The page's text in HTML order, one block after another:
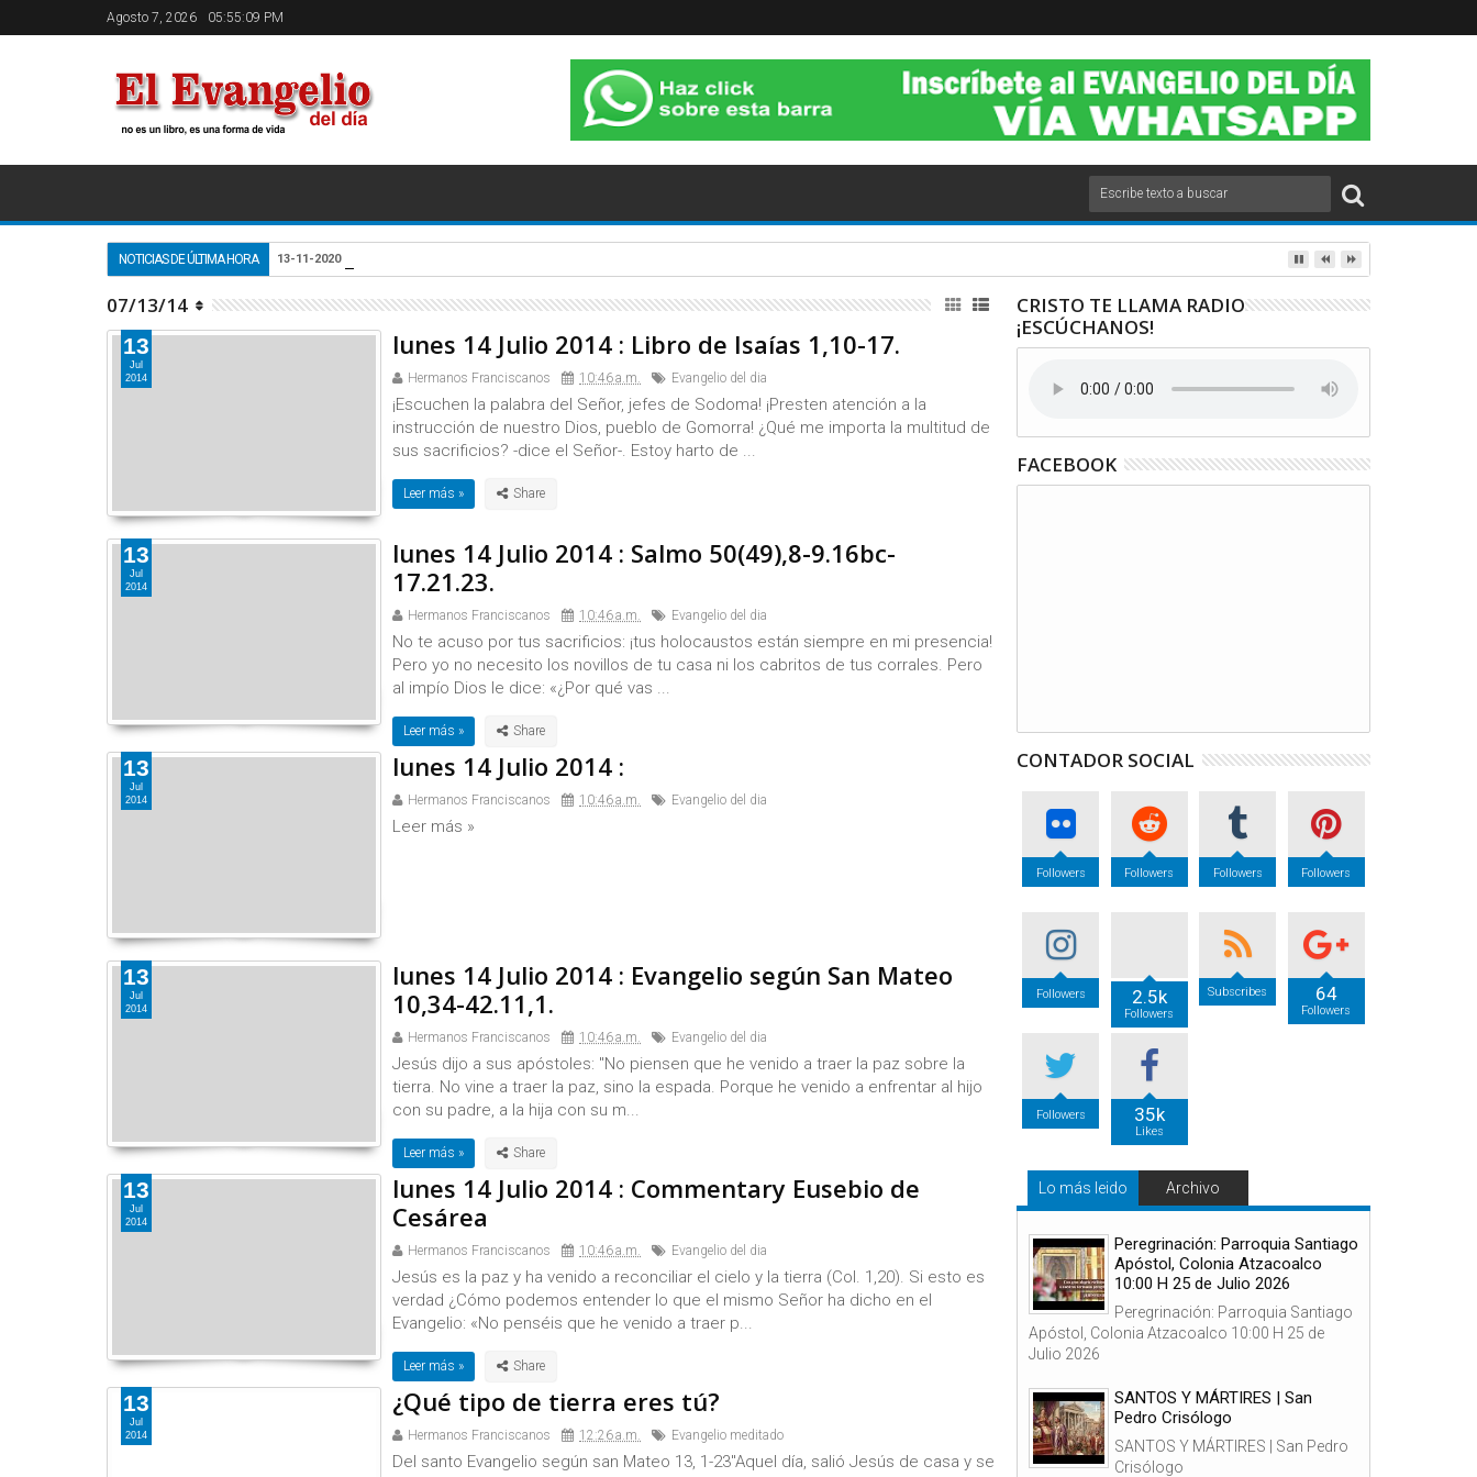
Agosto 7, 2026 05:55:09 PM
NOTICIAS DE ÚLTIMA HORA 13-11-2020
07/13/14
lunes 14 Julio 2014 : Libro de Isaías 1,10-17.
Hermanos Franciscanos 10:46 a.m. Evangelio del dia
¡Escuchen la palabra del Señor, jefes de Sodoma! ¡Presten atención a la
instrucción de nuestro Dios, pueblo de Gomorra! ¿Qué me importa la multitud de
sus sacrificios? -dice el Señor-. Estoy harto de ...
Leer más »
13
Jul
2014
lunes 14 Julio 2014 : Salmo 50(49),8-9.16bc-
17.21.23.
Hermanos Franciscanos 10:46 a.m. Evangelio del dia
No te acuso por tus sacrificios: ¡tus holocaustos están siempre en mi presencia!
Pero yo no necesito los novillos de tu casa ni los cabritos de tus corrales. Pero
al impío Dios le dice: «¿Por qué vas ...
Leer más »
13
Jul
2014
lunes 14 Julio 2014 :
Hermanos Franciscanos 10:46 a.m. Evangelio del dia
Leer más »
13
Jul
2014
lunes 14 Julio 2014 : Evangelio según San Mateo
10,34-42.11,1.
Hermanos Franciscanos 10:46 a.m. Evangelio del dia
Jesús dijo a sus apóstoles: "No piensen que he venido a traer la paz sobre la
tierra. No vine a traer la paz, sino la espada. Porque he venido a enfrentar al hijo
con su padre, a la hija con su m...
Leer más »
13
Jul
2014
lunes 14 Julio 2014 : Commentary Eusebio de
Cesárea
Hermanos Franciscanos 10:46 a.m. Evangelio del dia
Jesús es la paz y ha venido a reconciliar el cielo y la tierra (Col. 1,20). Si esto es
verdad ¿Cómo podemos entender lo que el mismo Señor ha dicho en el
Evangelio: «No penséis que he venido a traer p...
Leer más »
13
Jul
2014
¿Qué tipo de tierra eres tú?
Hermanos Franciscanos 12:26 a.m. Evangelio meditado
Del santo Evangelio según san Mateo 13, 1-23"Aquel día, salió Jesús de casa y se
13
Jul
2014
CRISTO TE LLAMA RADIO
¡ESCÚCHANOS!
FACEBOOK
CONTADOR SOCIAL
Followers Followers Followers Followers
Followers 2.5k
Followers
Subscribes 64
Followers
Followers 35k
Likes
Lo más leido Archivo
Peregrinación: Parroquia Santiago
Apóstol, Colonia Atzacoalco
10:00 H 25 de Julio 2026
Peregrinación: Parroquia Santiago
Apóstol, Colonia Atzacoalco 10:00 H 25 de
Julio 2026
SANTOS Y MÁRTIRES | San
Pedro Crisólogo
SANTOS Y MÁRTIRES | San Pedro
Crisólogo